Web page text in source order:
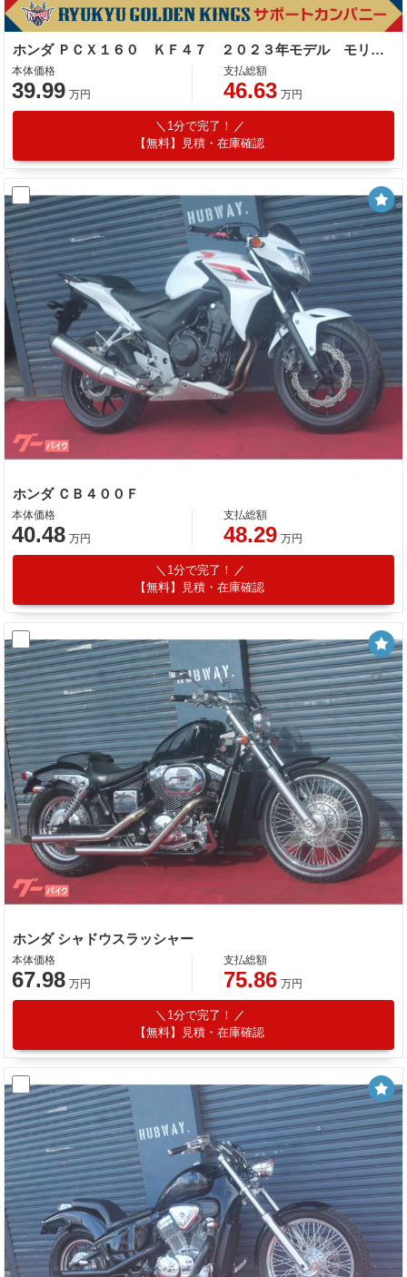
ホンダ ＰＣＸ１６０ ＫＦ４７ ２０２３年モデル モリワキマフラー ＧｉＶｉスクリーン リアキャリア リアＢＯＸ パールジャスミンホワイト
本体価格
39.99 万円
支払総額
46.63 万円
1分で完了！
【無料】見積・在庫確認
ホンダ ＣＢ４００Ｆ
本体価格
40.48 万円
支払総額
48.29 万円
1分で完了！
【無料】見積・在庫確認
ホンダ シャドウスラッシャー
本体価格
67.98 万円
支払総額
75.86 万円
1分で完了！
【無料】見積・在庫確認